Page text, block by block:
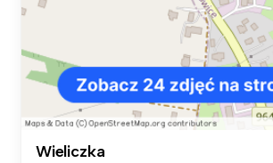
Wieliczka